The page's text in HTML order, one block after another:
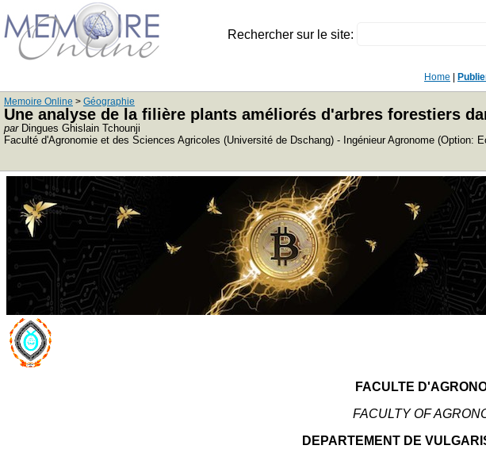
Rechercher sur le site:
Home
Memoire Online > Géographie
Une analyse de la filière plants améliorés d'arbres forestiers
parDingues Ghislain Tchounji
Faculté d'Agronomie et des Sciences Agricoles (Université de Dschang) - Ingénieur Agronome (Option:
FACULTE
FACULTY OF
DEPARTEMENT DE